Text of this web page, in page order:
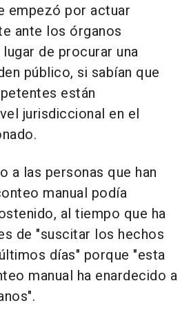
empezó por actuar
ante los órganos
de procurar una
público, si sabían que
están
jurisdiccional en el
a las personas que han
manual podía
al tiempo que ha
de "suscitar los hechos
días" porque "esta
manual ha enardecido a